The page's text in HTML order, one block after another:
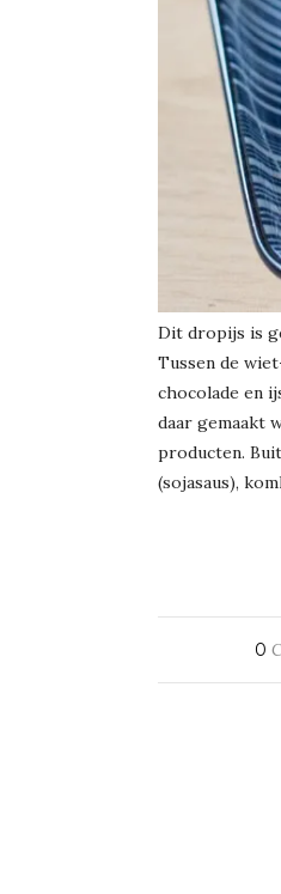
Dit dropijs is
Tussen de
chocolade en
daar gemaakt
producten.
(sojasaus),
0